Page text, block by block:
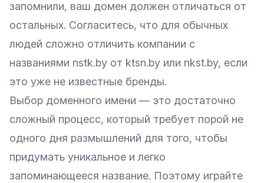
запомнили, ваш домен должен отличаться от
остальных. Согласитесь, что для обычных
людей сложно отличить компании с
названиями nstk.by от ktsn.by или nkst.by, если
это уже не известные бренды.
Выбор доменного имени — это достаточно
сложный процесс, который требует порой не
одного дня размышлений для того, чтобы
придумать уникальное и легко
запоминающееся название. Поэтому играйте